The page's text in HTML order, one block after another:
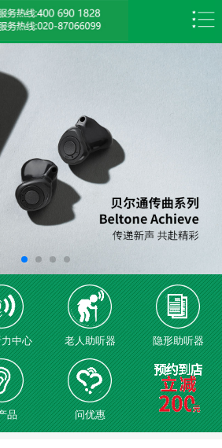
中心 老人助听器 隐形助听器
品 问优惠